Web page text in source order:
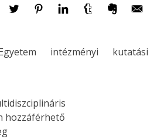
intézményi kutatási
hozzáférhető